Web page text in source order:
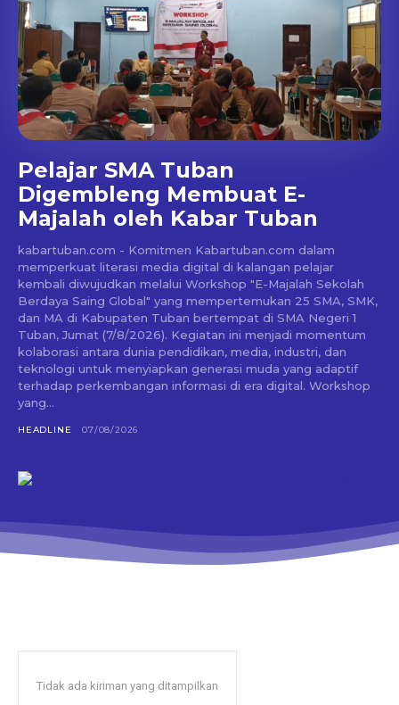
Pelajar SMA Tuban
Digembleng Membuat E-
Majalah oleh Kabar Tuban
kabartuban.com - Komitmen Kabartuban.com dalam
memperkuat literasi media digital di kalangan pelajar
kembali diwujudkan melalui Workshop "E-Majalah Sekolah
Berdaya Saing Global" yang mempertemukan 25 SMA, SMK,
dan MA di Kabupaten Tuban bertempat di SMA Negeri 1
Tuban, Jumat (7/8/2026). Kegiatan ini menjadi momentum
kolaborasi antara dunia pendidikan, media, industri, dan
teknologi untuk menyiapkan generasi muda yang adaptif
terhadap perkembangan informasi di era digital. Workshop
yang...
HEADLINE 07/08/2026
Tidak ada kiriman yang ditampilkan